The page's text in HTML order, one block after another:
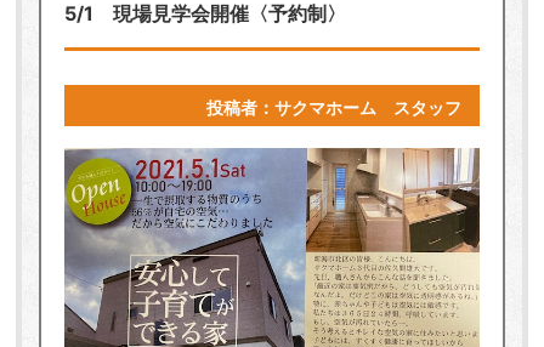
5/1 現場見学会開催〈予約制〉
投稿者：サクマホーム スタッフ